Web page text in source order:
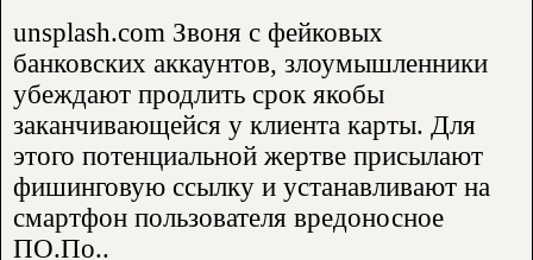
unsplash.com Звоня с фейковых
банковских аккаунтов, злоумышленники
убеждают продлить срок якобы
заканчивающейся у клиента карты. Для
этого потенциальной жертве присылают
фишинговую ссылку и устанавливают на
смартфон пользователя вредоносное
ПО.По..